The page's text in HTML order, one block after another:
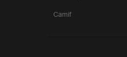
Camif